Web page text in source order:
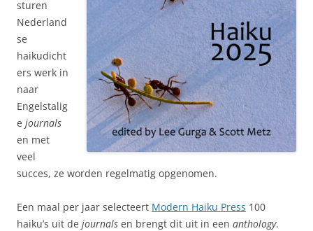
sturen
Nederland
se
haikudicht
ers werk in
naar
Engelstalig
e journals
en met
veel
succes, ze worden regelmatig opgenomen.
Een maal per jaar selecteert Modern Haiku Press 100
haiku’s uit de journals en brengt dit uit in een anthology.